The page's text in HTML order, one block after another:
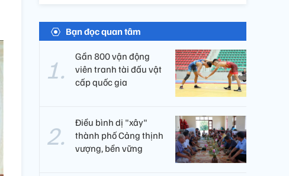
Bạn đọc quan tâm
Gần 800 vận động
viên tranh tài đấu vật
cấp quốc gia
Điều bình dị "xây"
thành phố Cảng thịnh
vượng, bền vững